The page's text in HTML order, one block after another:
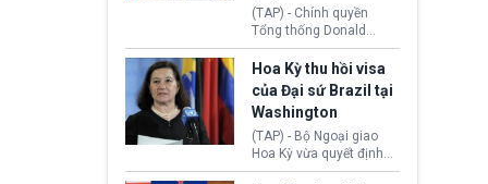
(TAP) - Chính quyền
Tổng thống Donald
Trump đã hoàn trả
khoảng 100 tỷ USD thuế
quan từng thu theo Đạo
luật Quyền hạn Kinh tế
Khẩn cấp Quốc tế
(IEEPA). Động thái này
diễn ra sau phán quyết
hồi tháng 2 bởi Tòa án
Hoa Kỳ thu hồi visa
của Đại sứ Brazil tại
Washington
(TAP) - Bộ Ngoại giao
Hoa Kỳ vừa quyết định
thu hồi thị thực (visa)